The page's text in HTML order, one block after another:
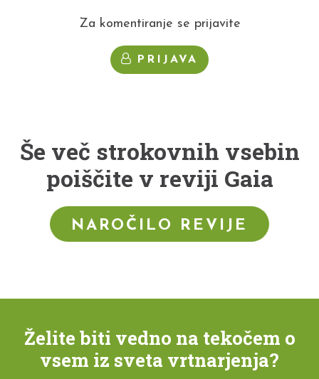
Za komentiranje se prijavite
PRIJAVA
Še več strokovnih vsebin
poiščite v reviji Gaia
NAROČILO REVIJE
Želite biti vedno na tekočem o
vsem iz sveta vrtnarjenja?